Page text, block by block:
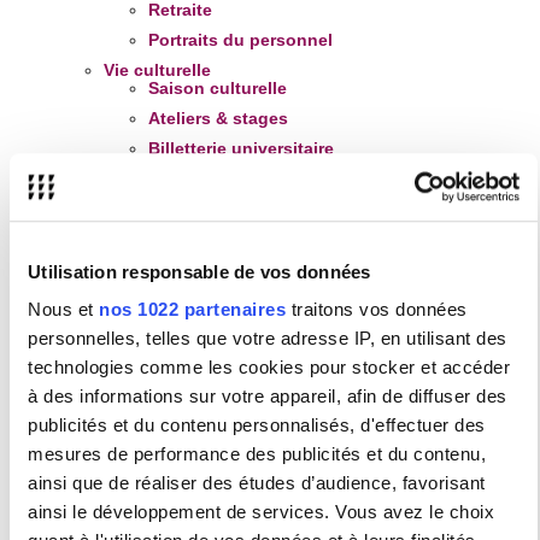
Utilisation responsable de vos données
Nous et nos 1022 partenaires traitons vos données
personnelles, telles que votre adresse IP, en utilisant des
technologies comme les cookies pour stocker et accéder
à des informations sur votre appareil, afin de diffuser des
publicités et du contenu personnalisés, d'effectuer des
mesures de performance des publicités et du contenu,
ainsi que de réaliser des études d’audience, favorisant
ainsi le développement de services. Vous avez le choix
Retraite
Portraits du personnel
Vie culturelle
Saison culturelle
Ateliers & stages
Billetterie universitaire
Vie sportive
Activités sportives
Certificat médical
Pour le personnel
Association sportive
Mission Transition écologique
Mission handicap
Vosinterlocuteurs,
contacter la Mission handicap
et les démarches d'inscription
Lesaménagements